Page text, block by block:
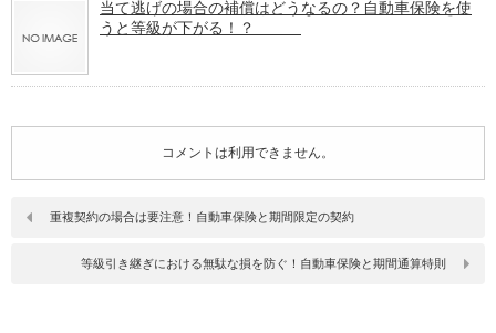
当て逃げの場合の補償はどうなるの？自動車保険を使
うと等級が下がる！？
コメントは利用できません。
重複契約の場合は要注意！自動車保険と期間限定の契約
等級引き継ぎにおける無駄な損を防ぐ！自動車保険と期間通算特則